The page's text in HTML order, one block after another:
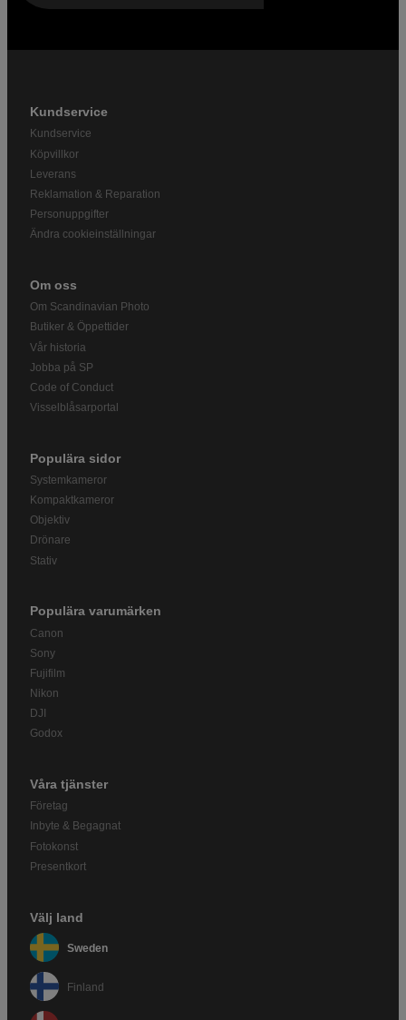
Kundservice
Kundservice
Köpvillkor
Leverans
Reklamation & Reparation
Personuppgifter
Ändra cookieinställningar
Om oss
Om Scandinavian Photo
Butiker & Öppettider
Vår historia
Jobba på SP
Code of Conduct
Visselblåsarportal
Populära sidor
Systemkameror
Kompaktkameror
Objektiv
Drönare
Stativ
Populära varumärken
Canon
Sony
Fujifilm
Nikon
DJI
Godox
Våra tjänster
Företag
Inbyte & Begagnat
Fotokonst
Presentkort
Välj land
Sweden
Finland